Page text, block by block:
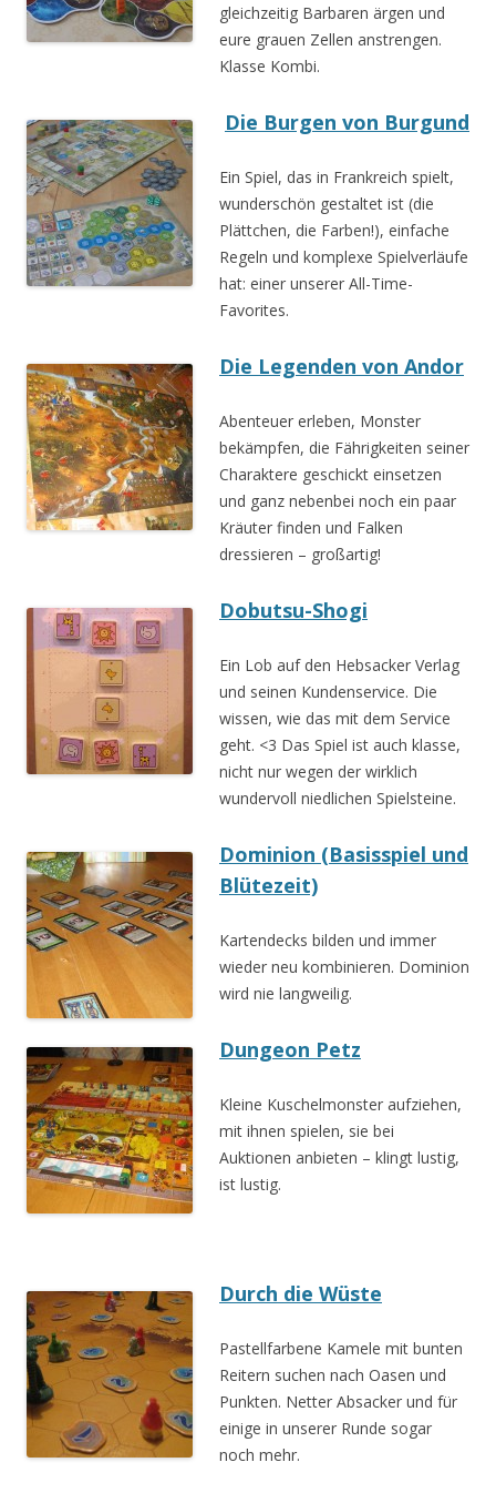
gleichzeitig Barbaren ärgen und
eure grauen Zellen anstrengen.
Klasse Kombi.
Die Burgen von Burgund
Ein Spiel, das in Frankreich spielt,
wunderschön gestaltet ist (die
Plättchen, die Farben!), einfache
Regeln und komplexe Spielverläufe
hat: einer unserer All-Time-
Favorites.
Die Legenden von Andor
Abenteuer erleben, Monster
bekämpfen, die Fährigkeiten seiner
Charaktere geschickt einsetzen
und ganz nebenbei noch ein paar
Kräuter finden und Falken
dressieren – großartig!
Dobutsu-Shogi
Ein Lob auf den Hebsacker Verlag
und seinen Kundenservice. Die
wissen, wie das mit dem Service
geht. <3 Das Spiel ist auch klasse,
nicht nur wegen der wirklich
wundervoll niedlichen Spielsteine.
Dominion (Basisspiel und
Blütezeit)
Kartendecks bilden und immer
wieder neu kombinieren. Dominion
wird nie langweilig.
Dungeon Petz
Kleine Kuschelmonster aufziehen,
mit ihnen spielen, sie bei
Auktionen anbieten – klingt lustig,
ist lustig.
Durch die Wüste
Pastellfarbene Kamele mit bunten
Reitern suchen nach Oasen und
Punkten. Netter Absacker und für
einige in unserer Runde sogar
noch mehr.